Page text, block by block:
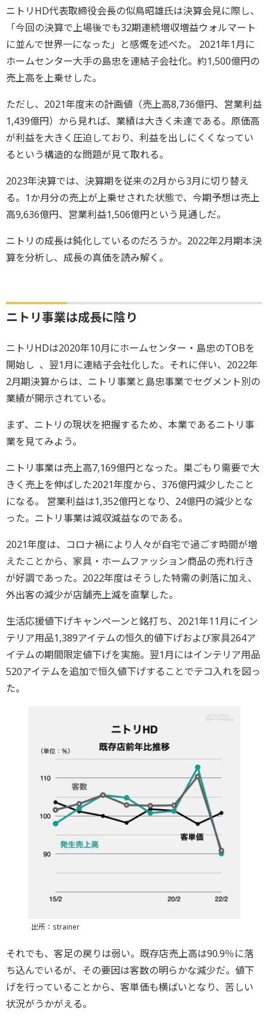
ニトリHD代表取締役会長の似鳥昭雄氏は決算会見に際し、
「今回の決算で上場後でも32期連続増収増益ウォルマート
に並んで世界一になった」と感慨を述べた。 2021年1月に
ホームセンター大手の島忠を連結子会社化。約1,500億円の
売上高を上乗せした。
ただし、2021年度末の計画値（売上高8,736億円、営業利益
1,439億円）から見れば、業績は大きく未達である。原価高
が利益を大きく圧迫しており、利益を出しにくくなってい
るという構造的な問題が見て取れる。
2023年決算では、決算期を従来の2月から3月に切り替え
る。1か月分の売上が上乗せされた状態で、今期予想は売上
高9,636億円、営業利益1,506億円という見通しだ。
ニトリの成長は鈍化しているのだろうか。2022年2月期本決
算を分析し、成長の真価を読み解く。
ニトリ事業は成長に陰り
ニトリHDは2020年10月にホームセンター・島忠のTOBを
開始し 、翌1月に連結子会社化した。それに伴い、2022年
2月期決算からは、ニトリ事業と島忠事業でセグメント別の
業績が開示されている。
まず、ニトリの現状を把握するため、本業であるニトリ事
業を見てみよう。
ニトリ事業は売上高7,169億円となった。巣ごもり需要で大
きく売上を伸ばした2021年度から、376億円減少したこと
になる。 営業利益は1,352億円となり、24億円の減少とな
った。ニトリ事業は減収減益なのである。
2021年度は、コロナ禍により人々が自宅で過ごす時間が増
えたことから、家具・ホームファッション商品の売れ行き
が好調であった。2022年度はそうした特需の剥落に加え、
外出客の減少が店舗売上減を直撃した。
生活応援値下げキャンペーンと銘打ち、2021年11月にイン
テリア用品1,389アイテムの恒久的値下げおよび家具264ア
イテムの期間限定値下げを実施。翌1月にはインテリア用品
520アイテムを追加で恒久値下げすることでテコ入れを図っ
た。
出所：strainer
それでも、客足の戻りは弱い。既存店売上高は90.9％に落
ち込んでいるが、その要因は客数の明らかな減少だ。値下
げを行っていることから、客単価も横ばいとなり、苦しい
状況がうかがえる。